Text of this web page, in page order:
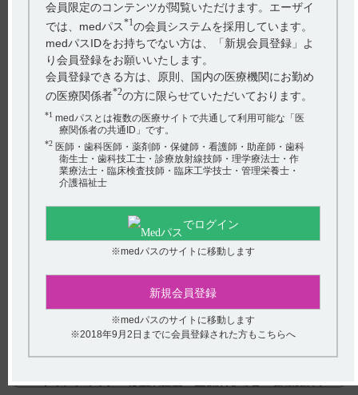
2）コアテック注SB9mg電子添文 2020年7月改訂（第1版） 2．
禁忌 2．1
3）コアテック注5mg電子添文 2020年11月改訂（第1版） 2．禁
忌 2．2
4）コアテック注SB9mg電子添文 2020年7月改訂（第1版） 2．
禁忌 2．2
5）コアテック注5mg・注SB9mgインタビューフォーム 2020年
11月改訂（改訂第12版） VIII．安全性（使用上の注意等）に関
する項目 2．禁忌内容とその理由
【更新年月】
2021年3月
関連するQ&A
Cmaxなど、血中濃度の推移を教えてください。
【コアテック】 高齢者への投与に関する注意事項は？
【コアテック】 規制区分について教えてください。
【コアテック】 規格の種類、製剤の大きさ、添加物など
会員限定のコンテンツが閲覧いただけます。エーザイ
では、medパス*1の会員システムを採用しています。
medパスIDをお持ちでない方は、「新規会員登録」よ
り会員登録をお願いいたします。
会員登録できる方は、原則、国内の医療機関にお勤め
の医療関係者*2の方に限らせていただいております。
*1 medパスとは複数の医療サイトで共通して利用可能な「医
療関係者の共通ID」です。
*2 医師・歯科医師・薬剤師・保健師・看護師・助産師・歯科
衛生士・歯科技工士・診療放射線技師・理学療法士・作
業療法士・臨床検査技師・臨床工学技士・管理栄養士・
介護福祉士
でログイン
※medパスのサイトに移動します
新規会員登録
※medパスのサイトに移動します
※2018年9月2日までに会員登録された方もこちらへ